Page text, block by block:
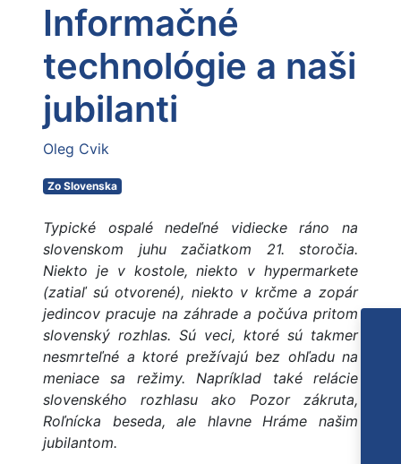
Informačné
technológie a naši
jubilanti
Oleg Cvik
Zo Slovenska
Typické ospalé nedeľné vidiecke ráno na
slovenskom juhu začiatkom 21. storočia.
Niekto je v kostole, niekto v hypermarkete
(zatiaľ sú otvorené), niekto v krčme a zopár
jedincov pracuje na záhrade a počúva pritom
slovenský rozhlas. Sú veci, ktoré sú takmer
nesmrteľné a ktoré prežívajú bez ohľadu na
meniace sa režimy. Napríklad také relácie
slovenského rozhlasu ako Pozor zákruta,
Roľnícka beseda, ale hlavne Hráme našim
jubilantom.